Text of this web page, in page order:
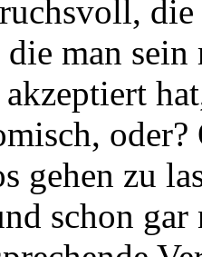
man
akzeptiert
oder?
gehen zu
schon